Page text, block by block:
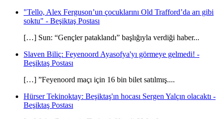
"Tello, Alex Ferguson’un çocuklarını Old Trafford’da arı gibi
soktu" - Beşiktaş Postası
[…] Sun: “Gençler pataklandı” başlığıyla verdiği haber...
Slaven Biliç: Feyenoord Ayasofya'yı görmeye gelmedi! -
Beşiktaş Postası
[…] ”Feyenoord maçı için 16 bin bilet satılmış....
Hürser Tekinoktay: Beşiktaş'ın hocası Sergen Yalçın olacaktı -
Beşiktaş Postası